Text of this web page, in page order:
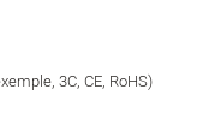
3C, CE, RoHS)